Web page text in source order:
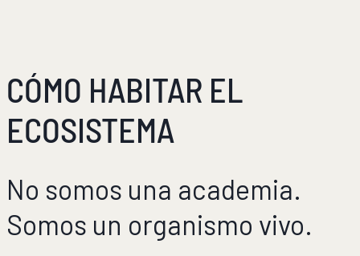
CÓMO HABITAR EL
ECOSISTEMA
No somos una academia.
Somos un organismo vivo.